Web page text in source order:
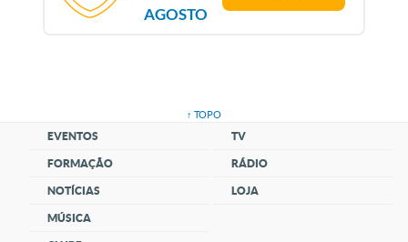
AGOSTO
↑ TOPO
EVENTOS
FORMAÇÃO
NOTÍCIAS
MÚSICA
TV
RÁDIO
LOJA